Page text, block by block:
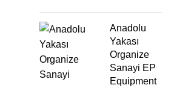
Anadolu
Yakası
Organize
Sanayi EP
Equipment